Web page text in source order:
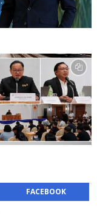
FACEBOOK